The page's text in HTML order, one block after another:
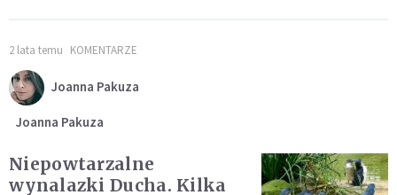
2 lata temu KOMENTARZE
Joanna Pakuza
Joanna Pakuza
Niepowtarzalne
wynalazki Ducha. Kilka